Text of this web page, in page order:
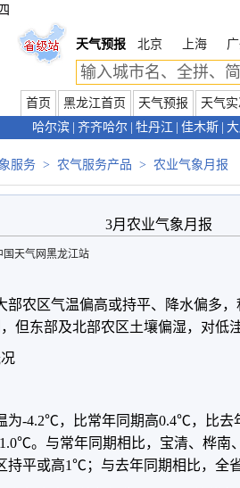
天气预报
北京 上海
首页 黑龙江首页 天气预报 天气
哈尔滨 齐齐哈尔 牡丹江 佳木斯
服务 > 农气服务产品 > 农业气象月报
3月农业气象月报
国天气网黑龙江站
部农区气温偏高或持平、降水偏多
但东部及北部农区土壤偏湿，对低
为-4.2℃，比常年同期高0.4℃，比去
。与常年同期相比，宝清、桦南
持平或高1℃；与去年同期相比，全